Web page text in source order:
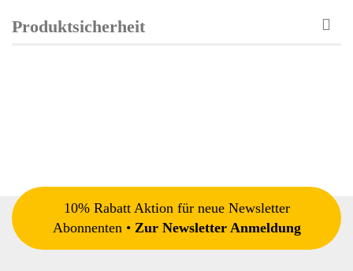
Produktsicherheit
10% Rabatt Aktion für neue Newsletter
Abonnenten • Zur Newsletter Anmeldung